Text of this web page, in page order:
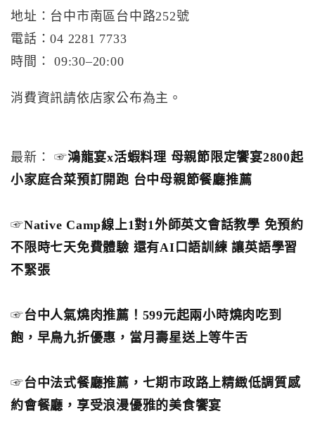
地址：台中市南區台中路252號
電話：04 2281 7733
時間： 09:30–20:00
消費資訊請依店家公布為主。
最新： ☞鴻龍宴x活蝦料理 母親節限定饗宴2800起
小家庭合菜預訂開跑 台中母親節餐廳推薦
☞Native Camp線上1對1外師英文會話教學 免預約
不限時七天免費體驗 還有AI口語訓練 讓英語學習
不緊張
☞台中人氣燒肉推薦！599元起兩小時燒肉吃到
飽，早鳥九折優惠，當月壽星送上等牛舌
☞台中法式餐廳推薦，七期市政路上精緻低調質感
約會餐廳，享受浪漫優雅的美食饗宴